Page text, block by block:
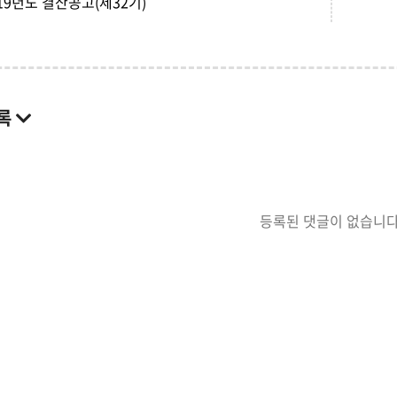
등록된 댓글이 없습니